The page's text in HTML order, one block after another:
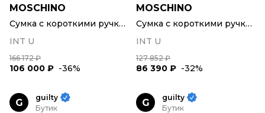
MOSCHINO
Сумка с короткими ручками
INT U
166 172 ₽
106 000 ₽ -36%
MOSCHINO
Сумка с короткими ручками
INT U
127 852 ₽
86 390 ₽ -32%
G
guilty
Бутик
G
guilty
Бутик